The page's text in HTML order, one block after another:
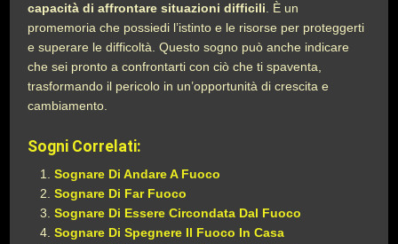
capacità di affrontare situazioni difficili . È un
promemoria che possiedi l’istinto e le risorse per proteggerti
e superare le difficoltà. Questo sogno può anche indicare
che sei pronto a confrontarti con ciò che ti spaventa,
trasformando il pericolo in un’opportunità di crescita e
cambiamento.
Sogni Correlati:
Sognare Di Andare A Fuoco
Sognare Di Far Fuoco
Sognare Di Essere Circondata Dal Fuoco
Sognare Di Spegnere Il Fuoco In Casa